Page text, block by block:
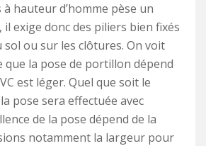
hauteur d’homme pèse un
exige donc des piliers bien fixés
sol ou sur les clôtures. On voit
que la pose de portillon dépend
est léger. Quel que soit le
pose sera effectuée avec
de la pose dépend de la
notamment la largeur pour